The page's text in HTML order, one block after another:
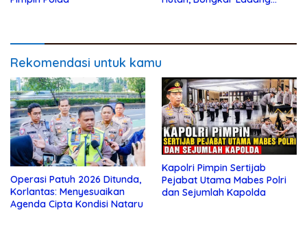
Rekomendasi untuk kamu
Operasi Patuh 2026 Ditunda,
Korlantas: Menyesuaikan
Agenda Cipta Kondisi Nataru
Kapolri Pimpin Sertijab
Pejabat Utama Mabes Polri
dan Sejumlah Kapolda